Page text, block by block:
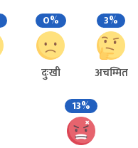
0%
दुःखी
3%
अचम्मित
13%